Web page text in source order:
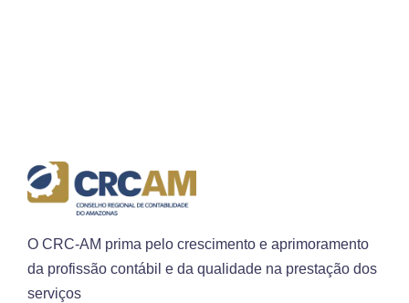
O CRC-AM prima pelo crescimento e aprimoramento
da profissão contábil e da qualidade na prestação dos
serviços